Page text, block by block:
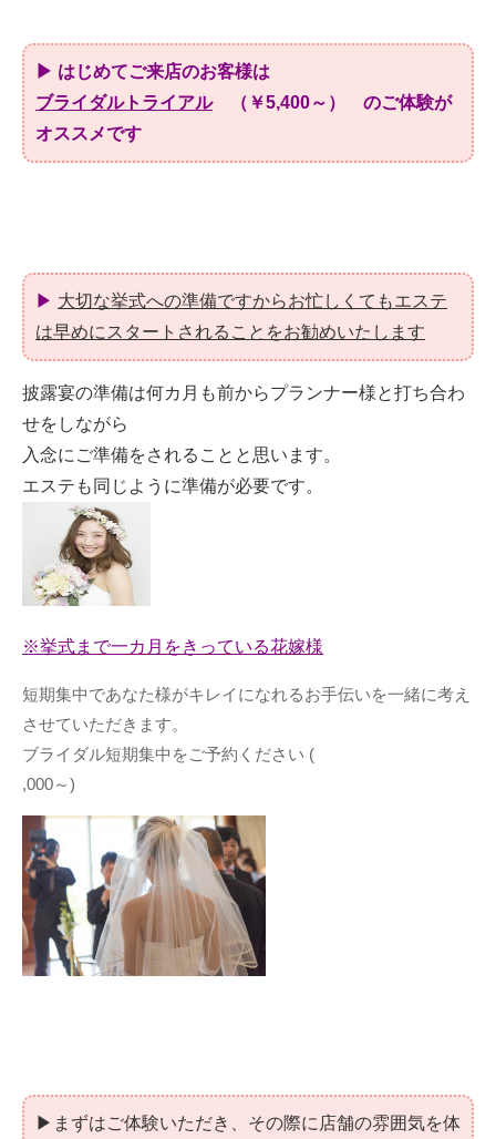
▶ はじめてご来店のお客様は
ブライダルトライアル（￥5,400～） のご体験が
オススメです
▶ 大切な挙式への準備ですからお忙しくてもエステ
は早めにスタートされることをお勧めいたします
披露宴の準備は何カ月も前からプランナー様と打ち合わ
せをしながら
入念にご準備をされることと思います。
エステも同じように準備が必要です。
※挙式まで一カ月をきっている花嫁様
短期集中であなた様がキレイになれるお手伝いを一緒に考え
させていただきます。
ブライダル短期集中をご予約ください (
,000～)
▶まずはご体験いただき、その際に店舗の雰囲気を体